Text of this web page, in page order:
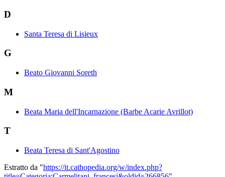
D
Santa Teresa di Lisieux
G
Beato Giovanni Soreth
M
Beata Maria dell'Incarnazione (Barbe Acarie Avrillot)
T
Beata Teresa di Sant'Agostino
Estratto da "https://it.cathopedia.org/w/index.php?